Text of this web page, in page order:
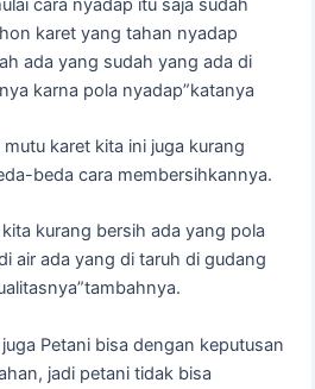
cara nyadap itu saja sudah
karet yang tahan nyadap
ada yang sudah yang ada di
karna pola nyadap”katanya
karet kita ini juga kurang
beda cara membersihkannya.
kurang bersih ada yang pola
air ada yang di taruh di gudang
Petani bisa dengan keputusan
jadi petani tidak bisa